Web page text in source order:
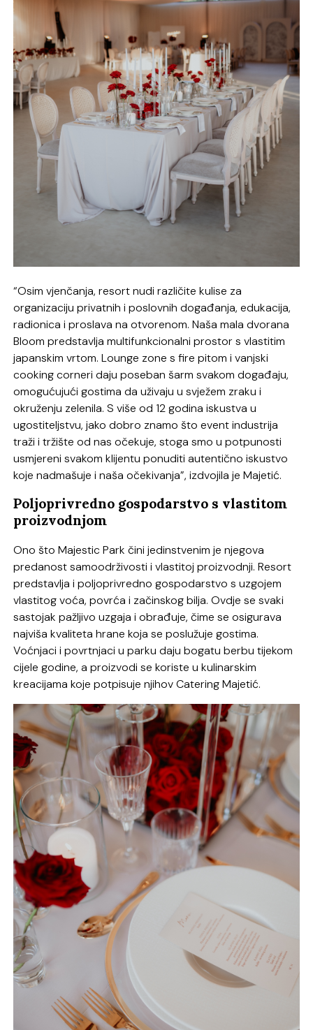
“Osim vjenčanja, resort nudi različite kulise za
organizaciju privatnih i poslovnih događanja, edukacija,
radionica i proslava na otvorenom. Naša mala dvorana
Bloom predstavlja multifunkcionalni prostor s vlastitim
japanskim vrtom. Lounge zone s fire pitom i vanjski
cooking corneri daju poseban šarm svakom događaju,
omogućujući gostima da uživaju u svježem zraku i
okruženju zelenila. S više od 12 godina iskustva u
ugostiteljstvu, jako dobro znamo što event industrija
traži i tržište od nas očekuje, stoga smo u potpunosti
usmjereni svakom klijentu ponuditi autentično iskustvo
koje nadmašuje i naša očekivanja”, izdvojila je Majetić.
Poljoprivredno gospodarstvo s vlastitom
proizvodnjom
Ono što Majestic Park čini jedinstvenim je njegova
predanost samoodrživosti i vlastitoj proizvodnji. Resort
predstavlja i poljoprivredno gospodarstvo s uzgojem
vlastitog voća, povrća i začinskog bilja. Ovdje se svaki
sastojak pažljivo uzgaja i obrađuje, čime se osigurava
najviša kvaliteta hrane koja se poslužuje gostima.
Voćnjaci i povrtnjaci u parku daju bogatu berbu tijekom
cijele godine, a proizvodi se koriste u kulinarskim
kreacijama koje potpisuje njihov Catering Majetić.